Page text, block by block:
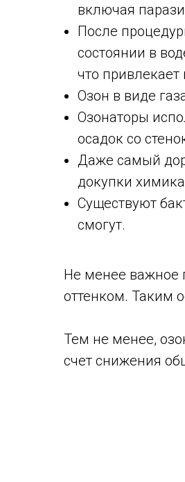
включая
После
состоянии в
что привлекает
Озон в виде
Озонаторы
осадок со
Даже самый
докупки
Существуют
смогут.
Не менее важное
оттенком. Таким
Тем не менее,
счет снижения